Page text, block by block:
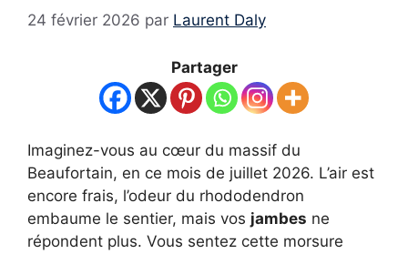
24 février 2026 par Laurent Daly
Partager
Imaginez-vous au cœur du massif du
Beaufortain, en ce mois de juillet 2026. L’air est
encore frais, l’odeur du rhododendron
embaume le sentier, mais vos jambes ne
répondent plus. Vous sentez cette morsure